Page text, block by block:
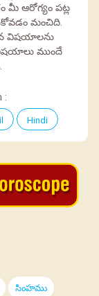
మీ ఆరోగ్యం పట్ల
మంచిది.
విషయాలను
ముందే
:
Hindi
సింహము